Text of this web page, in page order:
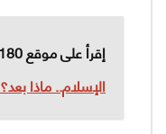
إقرأ على موقع 180
الإسلام.. ماذا بعد؟